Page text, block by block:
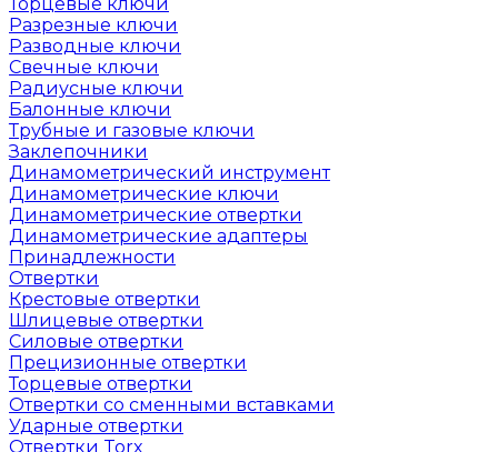
Разрезные ключи
Разводные ключи
Свечные ключи
Радиусные ключи
Балонные ключи
Трубные и газовые ключи
Заклепочники
Динамометрический инструмент
Динамометрические ключи
Динамометрические отвертки
Динамометрические адаптеры
Принадлежности
Отвертки
Крестовые отвертки
Шлицевые отвертки
Силовые отвертки
Прецизионные отвертки
Торцевые отвертки
Отвертки со сменными вставками
Ударные отвертки
Отвертки Torx